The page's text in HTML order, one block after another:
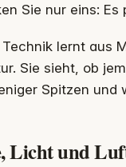
Sie nur eins:
lernt aus
Sie sieht, ob
Spitzen und
Licht und